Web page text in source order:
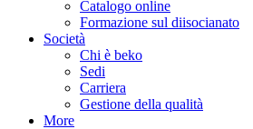
Catalogo online
Formazione sul diisocianato
Società
Chi è beko
Sedi
Carriera
Gestione della qualità
More